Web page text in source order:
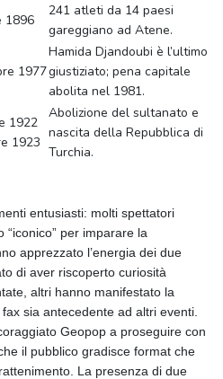
1896
241 atleti da 14 paesi
gareggiano ad Atene.
1977
Hamida Djandoubi è l’ultimo
giustiziato; pena capitale
abolita nel 1981.
1922
1923
Abolizione del sultanato e
nascita della Repubblica di
Turchia.
entusiasti: molti spettatori
per imparare la
apprezzato l’energia dei due
di aver riscoperto curiosità
altri hanno manifestato la
sia antecedente ad altri eventi.
Geopop a proseguire con
il pubblico gradisce format che
La presenza di due